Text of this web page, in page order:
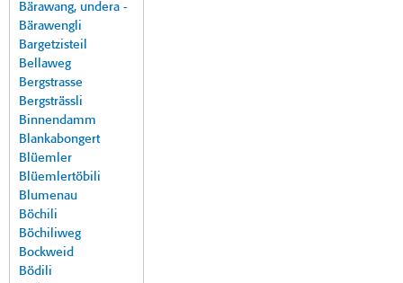
Bärawang, undera -
Bärawengli
Bargetzisteil
Bellaweg
Bergstrasse
Bergsträssli
Binnendamm
Blankabongert
Blüemler
Blüemlertöbili
Blumenau
Böchili
Böchiliweg
Bockweid
Bödili